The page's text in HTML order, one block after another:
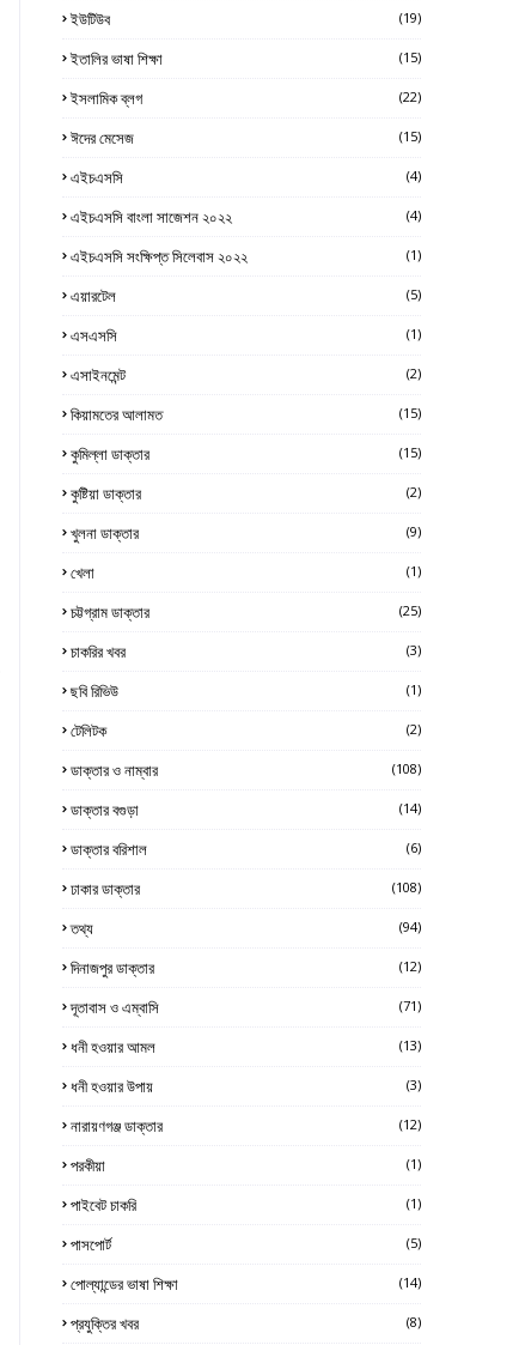
ইউটিউব (19)
ইতালির ভাষা শিক্ষা (15)
ইসলামিক ব্লগ (22)
ঈদের মেসেজ (15)
এইচএসসি (4)
এইচএসসি বাংলা সাজেশন ২০২২ (4)
এইচএসসি সংক্ষিপ্ত সিলেবাস ২০২২ (1)
এয়ারটেল (5)
এসএসসি (1)
এসাইনমেন্ট (2)
কিয়ামতের আলামত (15)
কুমিল্লা ডাক্তার (15)
কুষ্টিয়া ডাক্তার (2)
খুলনা ডাক্তার (9)
খেলা (1)
চট্টগ্রাম ডাক্তার (25)
চাকরির খবর (3)
ছবি রিভিউ (1)
টেলিটক (2)
ডাক্তার ও নাম্বার (108)
ডাক্তার বগুড়া (14)
ডাক্তার বরিশাল (6)
ঢাকার ডাক্তার (108)
তথ্য (94)
দিনাজপুর ডাক্তার (12)
দূতাবাস ও এম্বাসি (71)
ধনী হওয়ার আমল (13)
ধনী হওয়ার উপায় (3)
নারায়ণগঞ্জ ডাক্তার (12)
পরকীয়া (1)
পাইবেট চাকরি (1)
পাসপোর্ট (5)
পোল্যান্ডের ভাষা শিক্ষা (14)
প্রযুক্তির খবর (8)